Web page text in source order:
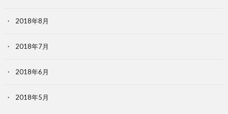
2018年8月
2018年7月
2018年6月
2018年5月